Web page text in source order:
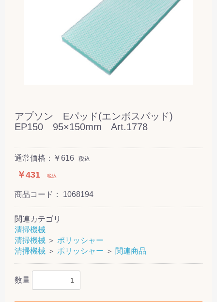
アプソン Eパッド(エンボスパッド)
EP150 95×150mm Art.1778
通常価格：￥616 税込
￥431 税込
商品コード： 1068194
関連カテゴリ
清掃機械
清掃機械 ＞ ポリッシャー
清掃機械 ＞ ポリッシャー ＞ 関連商品
数量